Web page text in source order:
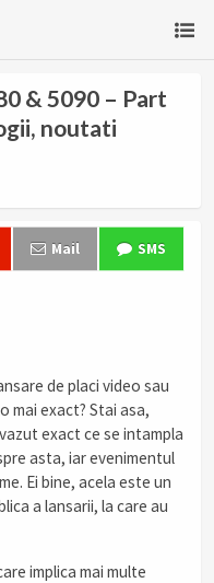
& 5090 – Part
noutati
Mail SMS
de placi video sau
mai exact? Stai asa,
exact ce se intampla
asta, iar evenimentul
Ei bine, acela este un
a lansarii, la care au
implica mai multe